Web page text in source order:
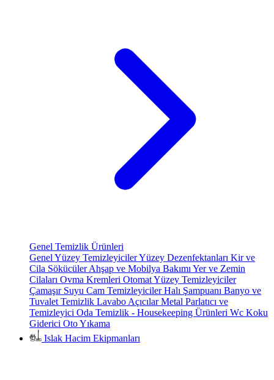
Genel Temizlik Ürünleri
Genel Yüzey TemizleyicilerYüzey Dezenfektanları Kir ve
Cila SökücülerAhşap ve Mobilya Bakımı Yer ve Zemin
Cilaları Ovma Kremleri Otomat Yüzey Temizleyiciler
Çamaşır Suyu Cam TemizleyicilerHalı Şampuanı Banyo ve
Tuvalet Temizlik Lavabo AçıcılarMetal Parlatıcı ve
Temizleyici Oda Temizlik - Housekeeping Ürünleri Wc Koku
Giderici Oto Yıkama
Islak Hacim Ekipmanları